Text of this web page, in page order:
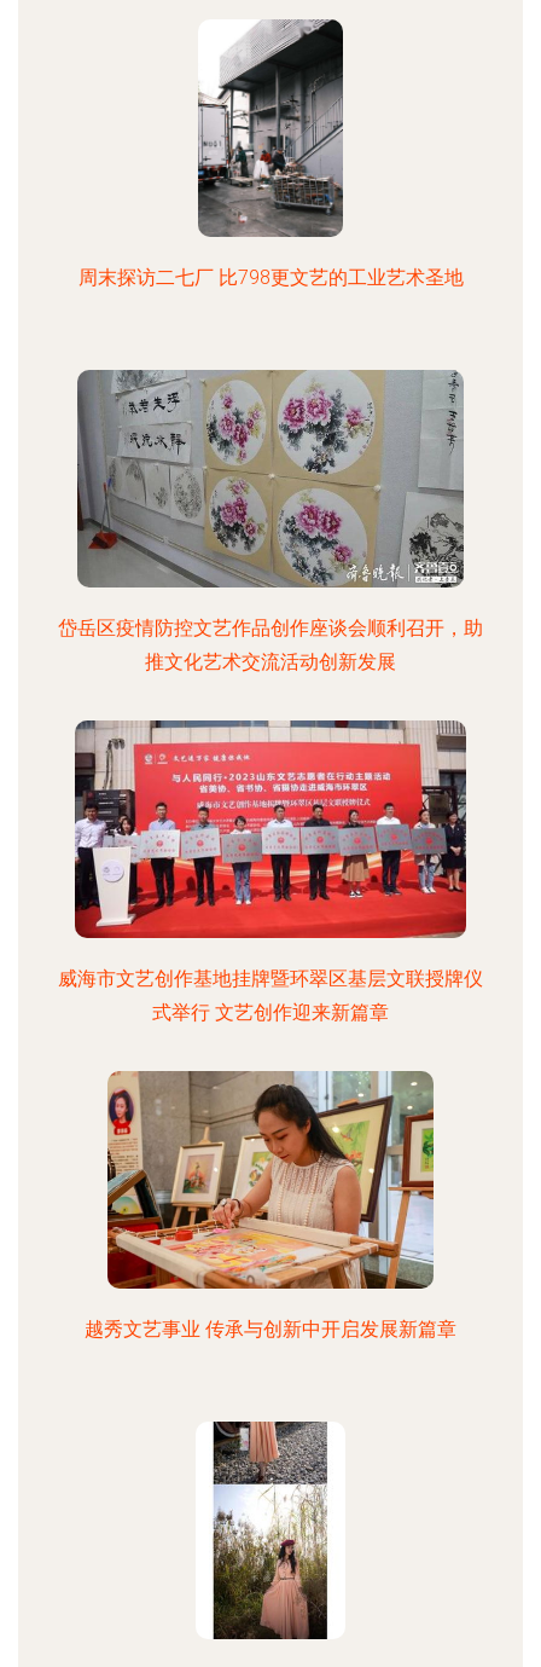
周末探访二七厂 比798更文艺的工业艺术圣地
岱岳区疫情防控文艺作品创作座谈会顺利召开，助
推文化艺术交流活动创新发展
威海市文艺创作基地挂牌暨环翠区基层文联授牌仪
式举行 文艺创作迎来新篇章
越秀文艺事业 传承与创新中开启发展新篇章